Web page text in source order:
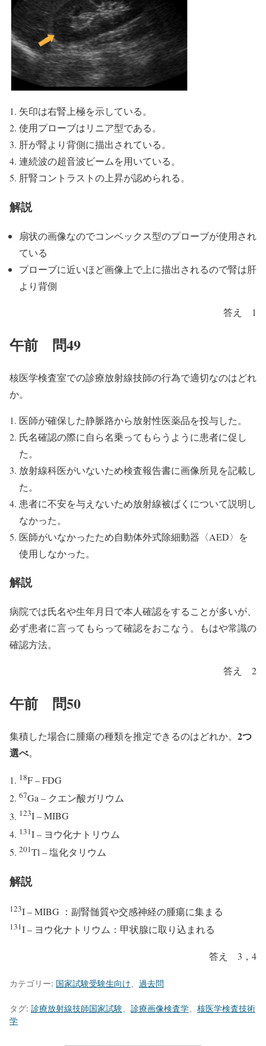
矢印は右腎上極を示している。
使用プローブはリニア型である。
肝が腎より背側に描出されている。
連続波の超音波ビームを用いている。
肝腎コントラストの上昇が認められる。
解説
扇状の画像なのでコンベックス型のプローブが使用され
ている
プローブに近いほど画像上で上に描出されるので腎は肝
より背側
答え 1
午前 問49
核医学検査室での診療放射線技師の行為で適切なのはどれ
か。
医師が確保した静脈路から放射性医薬品を投与した。
氏名確認の際に自ら名乗ってもらうように患者に促し
た。
放射線科医がいないため検査報告書に画像所見を記載し
た。
患者に不安を与えないため放射線被ばくについて説明し
なかった。
医師がいなかったため自動体外式除細動器〈AED〉を
使用しなかった。
解説
病院では氏名や生年月日で本人確認をすることが多いが、
必ず患者に言ってもらって確認をおこなう。もはや常識の
確認方法。
答え 2
午前 問50
集積した場合に腫瘍の種類を推定できるのはどれか。 2つ
選べ。
18F – FDG
67Ga – クエン酸ガリウム
123I – MIBG
131I – ヨウ化ナトリウム
201Tl – 塩化タリウム
解説
123I – MIBG ：副腎髄質や交感神経の腫瘍に集まる
131I – ヨウ化ナトリウム ：甲状腺に取り込まれる
答え 3，4
カテゴリー: 国家試験受験生向け 過去問
タグ: 診療放射線技師国家試験 診療画像検査学
核医学検査技術
学